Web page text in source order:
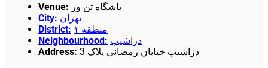
Venue: باشگاه تن ور
City: تهران
District:
منطقه ۱
Neighbourhood: دزاشیب
Address: دزاشیب خیابان رمضانی پلاک 3